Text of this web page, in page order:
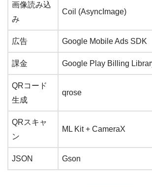
画像読み込
み
Coil (AsyncImage)
広告 Google Mobile Ads SDK
課金 Google Play Billing
QRコード
生成
qrose
QRスキャ
ン
ML Kit + CameraX
JSON Gson